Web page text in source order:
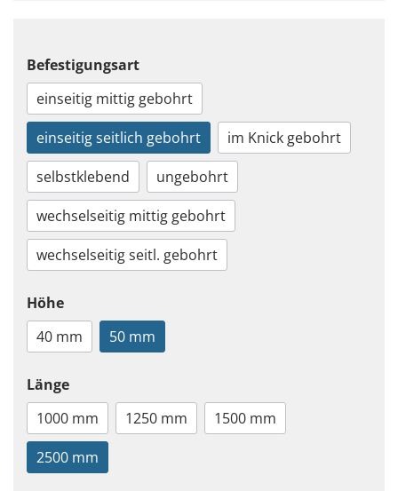
Befestigungsart
einseitig mittig gebohrt
einseitig seitlich gebohrt
im Knick gebohrt
selbstklebend
ungebohrt
wechselseitig mittig gebohrt
wechselseitig seitl. gebohrt
Höhe
40 mm
50 mm
Länge
1000 mm
1250 mm
1500 mm
2500 mm